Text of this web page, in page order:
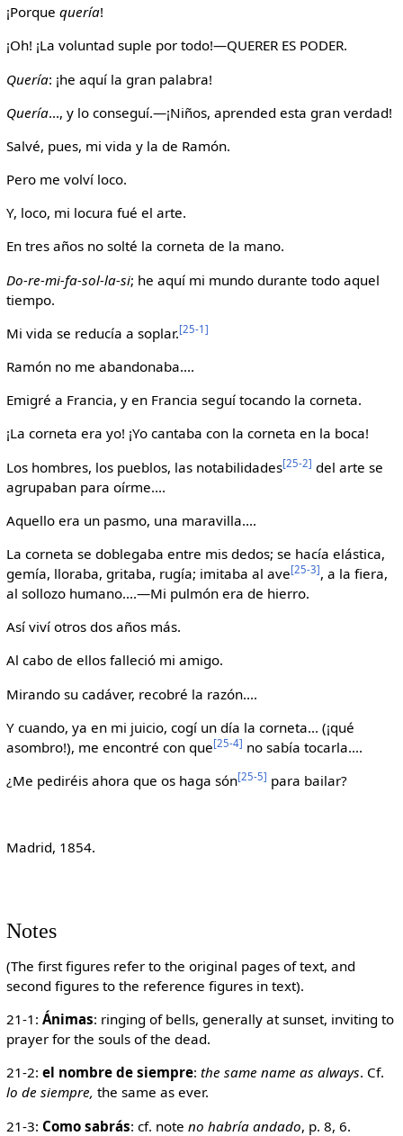
¡Porque quería!
¡Oh! ¡La voluntad suple por todo!—QUERER ES PODER.
Quería: ¡he aquí la gran palabra!
Quería..., y lo conseguí.—¡Niños, aprended esta gran verdad!
Salvé, pues, mi vida y la de Ramón.
Pero me volví loco.
Y, loco, mi locura fué el arte.
En tres años no solté la corneta de la mano.
Do-re-mi-fa-sol-la-si; he aquí mi mundo durante todo aquel
tiempo.
Mi vida se reducía a soplar.[25-1]
Ramón no me abandonaba....
Emigré a Francia, y en Francia seguí tocando la corneta.
¡La corneta era yo! ¡Yo cantaba con la corneta en la boca!
Los hombres, los pueblos, las notabilidades[25-2] del arte se
agrupaban para oírme....
Aquello era un pasmo, una maravilla....
La corneta se doblegaba entre mis dedos; se hacía elástica,
gemía, lloraba, gritaba, rugía; imitaba al ave[25-3], a la fiera,
al sollozo humano....—Mi pulmón era de hierro.
Así viví otros dos años más.
Al cabo de ellos falleció mi amigo.
Mirando su cadáver, recobré la razón....
Y cuando, ya en mi juicio, cogí un día la corneta... (¡qué
asombro!), me encontré con que[25-4] no sabía tocarla....
¿Me pediréis ahora que os haga són[25-5] para bailar?
Madrid, 1854.
Notes
(The first figures refer to the original pages of text, and
second figures to the reference figures in text).
21-1: Ánimas: ringing of bells, generally at sunset, inviting to
prayer for the souls of the dead.
21-2: el nombre de siempre: the same name as always. Cf.
lo de siempre, the same as ever.
21-3: Como sabrás: cf. note no habría andado, p. 8, 6.